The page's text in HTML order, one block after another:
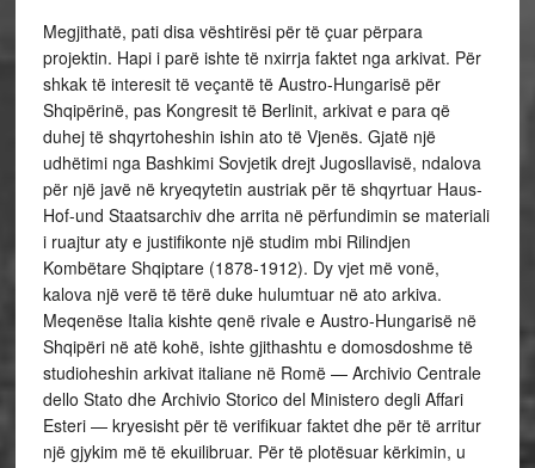
Megjithatë, pati disa vështirësi për të çuar përpara
projektin. Hapi i parë ishte të nxirrja faktet nga arkivat. Për
shkak të interesit të veçantë të Austro-Hungarisë për
Shqipërinë, pas Kongresit të Berlinit, arkivat e para që
duhej të shqyrtoheshin ishin ato të Vjenës. Gjatë një
udhëtimi nga Bashkimi Sovjetik drejt Jugosllavisë, ndalova
për një javë në kryeqytetin austriak për të shqyrtuar Haus-
Hof-und Staatsarchiv dhe arrita në përfundimin se materiali
i ruajtur aty e justifikonte një studim mbi Rilindjen
Kombëtare Shqiptare (1878-1912). Dy vjet më vonë,
kalova një verë të tërë duke hulumtuar në ato arkiva.
Meqenëse Italia kishte qenë rivale e Austro-Hungarisë në
Shqipëri në atë kohë, ishte gjithashtu e domosdoshme të
studioheshin arkivat italiane në Romë — Archivio Centrale
dello Stato dhe Archivio Storico del Ministero degli Affari
Esteri — kryesisht për të verifikuar faktet dhe për të arritur
një gjykim më të ekuilibruar. Për të plotësuar kërkimin, u